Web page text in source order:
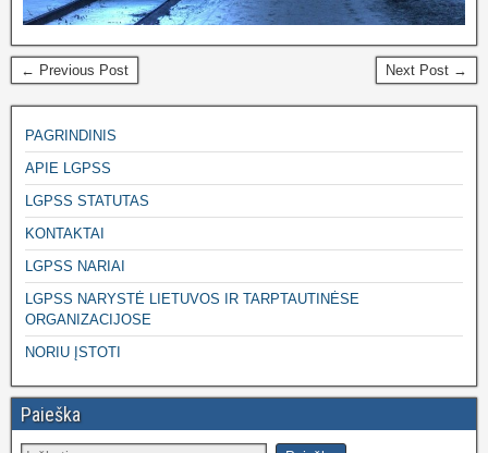
← Previous Post Next Post →
PAGRINDINIS
APIE LGPSS
LGPSS STATUTAS
KONTAKTAI
LGPSS NARIAI
LGPSS NARYSTĖ LIETUVOS IR TARPTAUTINĖSE
ORGANIZACIJOSE
NORIU ĮSTOTI
Paieška